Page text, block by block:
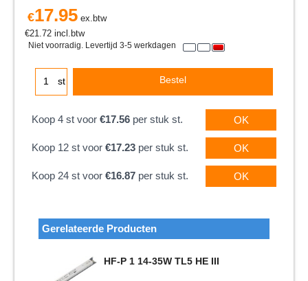
€17.95 ex.btw
€21.72 incl.btw
Niet voorradig. Levertijd 3-5 werkdagen
st Bestel
Koop 4 st voor €17.56 per stuk st. OK
Koop 12 st voor €17.23 per stuk st. OK
Koop 24 st voor €16.87 per stuk st. OK
Gerelateerde Producten
HF-P 1 14-35W TL5 HE III